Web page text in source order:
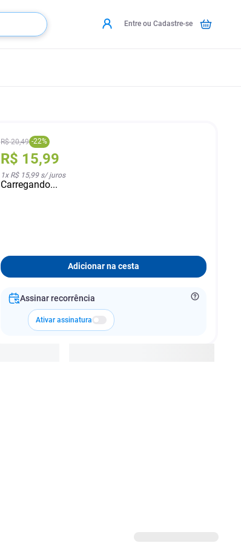
Entre ou Cadastre-se
R$ 20,49 -22%
R$ 15,99
1x R$ 15,99s/ juros
Carregando...
Adicionar na cesta
Assinar recorrência
Ativar assinatura